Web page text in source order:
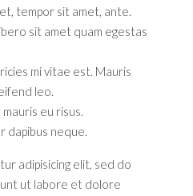
tempor sit amet, ante.
sit amet quam egestas
mi vitae est. Mauris
leo.
eu risus.
dapibus neque.
adipisicing elit, sed do
ut labore et dolore